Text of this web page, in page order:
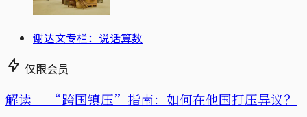
谢达文专栏：说话算数
仅限会员
解读｜ “跨国镇压”指南：如何在他国打压异议？